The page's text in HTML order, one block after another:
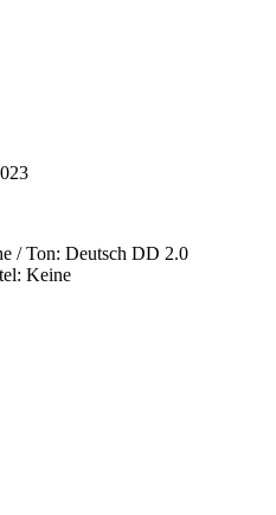
/ Ton: Deutsch DD 2.0
Keine